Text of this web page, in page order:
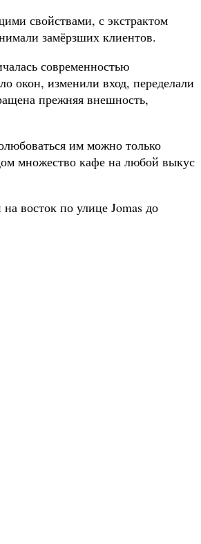
свойствами, с экстрактом
замёрзших клиентов.
современностью
окон, изменили вход, переделали
прежняя внешность,
им можно только
множество кафе на любой выкус
восток по улице Jomas до